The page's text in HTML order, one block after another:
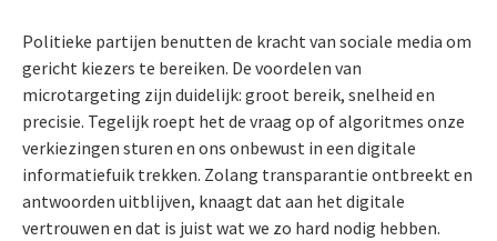
Politieke partijen benutten de kracht van sociale media om
gericht kiezers te bereiken. De voordelen van
microtargeting zijn duidelijk: groot bereik, snelheid en
precisie. Tegelijk roept het de vraag op of algoritmes onze
verkiezingen sturen en ons onbewust in een digitale
informatiefuik trekken. Zolang transparantie ontbreekt en
antwoorden uitblijven, knaagt dat aan het digitale
vertrouwen en dat is juist wat we zo hard nodig hebben.